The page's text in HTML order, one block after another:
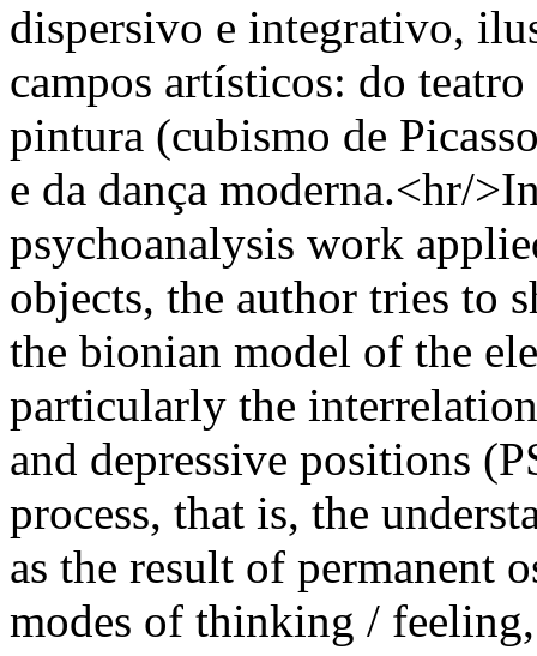
dispersivo e integrativo,
campos artísticos: do
pintura (cubismo de
e da dança moderna.<hr/
psychoanalysis work
objects, the author tries to
the bionian model of the
particularly the
and depressive positions
process, that is, the
as the result of permanent
modes of thinking /